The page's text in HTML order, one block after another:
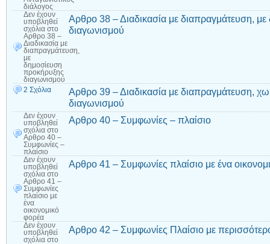
διάλογος
Δεν έχουν
υποβληθεί
σχόλια στο
Αρθρο 38 –
Διαδικασία με
διαπραγμάτευση,
με
δημοσίευση
προκήρυξης
διαγωνισμού
Αρθρο 38 – Διαδικασία με διαπραγμάτευση,
διαγωνισμού
2 Σχόλια
Αρθρο 39 – Διαδικασία με διαπραγμάτευση,
διαγωνισμού
Δεν έχουν
υποβληθεί
σχόλια στο
Αρθρο 40 –
Συμφωνίες –
πλαίσιο
Αρθρο 40 – Συμφωνίες – πλαίσιο
Δεν έχουν
υποβληθεί
σχόλια στο
Αρθρο 41 –
Συμφωνίες
πλαίσιο με
ένα
οικονομικό
φορέα
Αρθρο 41 – Συμφωνίες πλαίσιο με ένα
Δεν έχουν
υποβληθεί
σχόλια στο
Αρθρο 42 – Συμφωνίες Πλαίσιο με